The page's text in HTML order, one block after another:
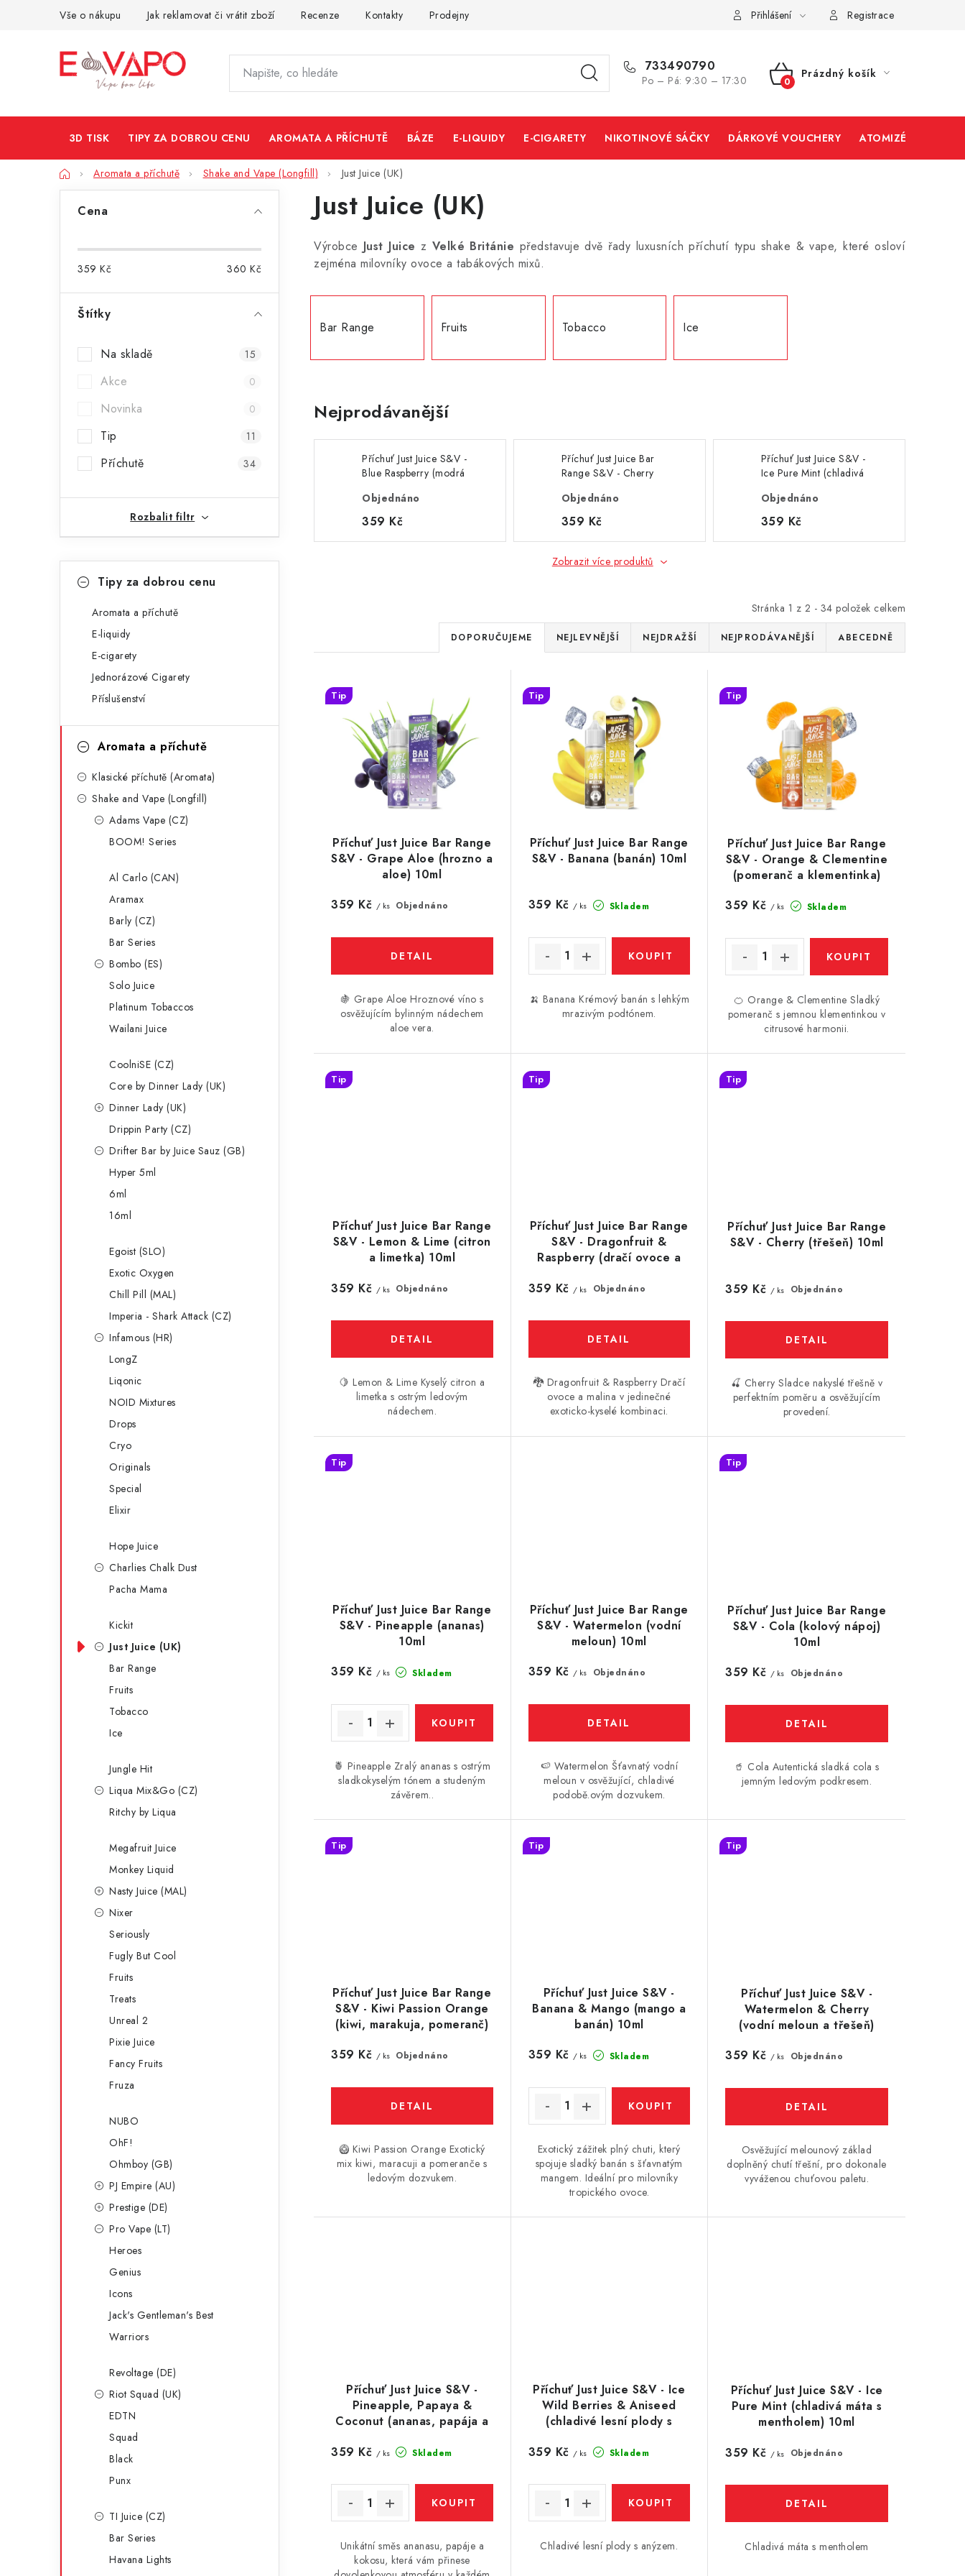
Vše o nákupu Jak reklamovat či vrátit zboží Recenze Kontakty Prodejny Přihlášení Registrace
733490790
Po – Pá: 9:30 – 17:30
NÁKUPNÍ
Prázdný košík
3D TISK TIPY ZA DOBROU CENU AROMATA A PŘÍCHUTĚ BÁZE E-LIQUIDY E-CIGARETY NIKOTINOVÉ SÁČKY DÁRKOVÉ VOUCHERY ATOMIZÉRY A
DomůAromata a příchutě Shake and Vape (Longfill) Just Juice (UK)
t
n
e
l
Cena
359 Kč 360 Kč
Štítky
Na skladě 15
Akce 0
Novinka 0
Tip 11
Příchutě 34
Rozbalit filtr
kategorieTipy za dobrou cenu
Aromata a příchutě
E-liquidy
E-cigarety
Jednorázové Cigarety
Příslušenství
Aromata a příchutě
Klasické příchutě (Aromata)
Shake and Vape (Longfill)
Adams Vape (CZ)
BOOM! Series
Al Carlo (CAN)
Aramax
Barly (CZ)
Bar Series
Bombo (ES)
Solo Juice
Platinum Tobaccos
Wailani Juice
CoolniSE (CZ)
Core by Dinner Lady (UK)
Dinner Lady (UK)
Drippin Party (CZ)
Drifter Bar by Juice Sauz (GB)
Hyper 5ml
6ml
16ml
Egoist (SLO)
Exotic Oxygen
Chill Pill (MAL)
Imperia - Shark Attack (CZ)
Infamous (HR)
LongZ
Liqonic
NOID Mixtures
Drops
Cryo
Originals
Special
Elixir
Hope Juice
Charlies Chalk Dust
Pacha Mama
Kickit
Just Juice (UK)
Bar Range
Fruits
Tobacco
Ice
Jungle Hit
Liqua Mix&Go (CZ)
Ritchy by Liqua
Megafruit Juice
Monkey Liquid
Nasty Juice (MAL)
Nixer
Seriously
Fugly But Cool
Fruits
Treats
Unreal 2
Pixie Juice
Fancy Fruits
Fruza
NUBO
OhF!
Ohmboy (GB)
PJ Empire (AU)
Prestige (DE)
Pro Vape (LT)
Heroes
Genius
Icons
Jack's Gentleman's Best
Warriors
Revoltage (DE)
Riot Squad (UK)
EDTN
Squad
Black
Punx
TI Juice (CZ)
Bar Series
Havana Lights
Just Juice (UK)
Výrobce Just Juice z Velké Británie představuje dvě řady luxusních příchutí typu shake & vape, které osloví
zejména milovníky ovoce a tabákových mixů.
Bar Range Fruits Tobacco Ice
Nejprodávanější
Příchuť Just Juice S&V -
Blue Raspberry (modrá
Objednáno
359 Kč
Příchuť Just Juice Bar
Range S&V - Cherry
Objednáno
359 Kč
Příchuť Just Juice S&V -
Ice Pure Mint (chladivá
Objednáno
359 Kč
Zobrazit více produktů
Stránka 1 z 2 - 34 položek celkem
Ř
a
e
n
í
p
o
d
u
k
ů
DOPORUČUJEME NEJLEVNĚJŠÍ NEJDRAŽŠÍ NEJPRODÁVANĚJŠÍ ABECEDNĚ
V
Příchuť Just Juice Bar Range
S&V - Grape Aloe (hrozno a
aloe) 10ml
Tip
Objednáno
359 Kč / ks
🍇 Grape Aloe Hroznové víno s
osvěžujícím bylinným nádechem
aloe vera.
Příchuť Just Juice Bar Range
S&V - Banana (banán) 10ml
Tip
Skladem
359 Kč / ks
🍌 Banana Krémový banán s lehkým
mrazivým podtónem.
Příchuť Just Juice Bar Range
S&V - Orange & Clementine
(pomeranč a klementinka)
Tip
Skladem
359 Kč / ks
🍊 Orange & Clementine Sladký
pomeranč s jemnou klementinkou v
citrusové harmonii.
Příchuť Just Juice Bar Range
S&V - Lemon & Lime (citron
a limetka) 10ml
Tip
Objednáno
359 Kč / ks
🍋 Lemon & Lime Kyselý citron a
limetka s ostrým ledovým
nádechem.
Příchuť Just Juice Bar Range
S&V - Dragonfruit &
Raspberry (dračí ovoce a
Tip
Objednáno
359 Kč / ks
🐉 Dragonfruit & Raspberry Dračí
ovoce a malina v jedinečné
exoticko-kyselé kombinaci.
Příchuť Just Juice Bar Range
S&V - Cherry (třešeň) 10ml
Tip
Objednáno
359 Kč / ks
🍒 Cherry Sladce nakyslé třešně v
perfektním poměru a osvěžujícím
provedení.
Příchuť Just Juice Bar Range
S&V - Pineapple (ananas)
10ml
Tip
Skladem
359 Kč / ks
🍍 Pineapple Zralý ananas s ostrým
sladkokyselým tónem a studeným
závěrem..
Příchuť Just Juice Bar Range
S&V - Watermelon (vodní
meloun) 10ml
Objednáno
359 Kč / ks
🍉 Watermelon Šťavnatý vodní
meloun v osvěžující, chladivé
podobě.ovým dozvukem.
Příchuť Just Juice Bar Range
S&V - Cola (kolový nápoj)
10ml
Tip
Objednáno
359 Kč / ks
🥤 Cola Autentická sladká cola s
jemným ledovým podkresem.
Příchuť Just Juice Bar Range
S&V - Kiwi Passion Orange
(kiwi, marakuja, pomeranč)
Tip
Objednáno
359 Kč / ks
🥝 Kiwi Passion Orange Exotický
mix kiwi, maracuji a pomeranče s
ledovým dozvukem.
Příchuť Just Juice S&V -
Banana & Mango (mango a
banán) 10ml
Tip
Skladem
359 Kč / ks
Exotický zážitek plný chuti, který
spojuje sladký banán s šťavnatým
mangem. Ideální pro milovníky
tropického ovoce.
Příchuť Just Juice S&V -
Watermelon & Cherry
(vodní meloun a třešeň)
Tip
Objednáno
359 Kč / ks
Osvěžující melounový základ
doplněný chutí třešní, pro dokonale
vyváženou chuťovou paletu.
Příchuť Just Juice S&V -
Pineapple, Papaya &
Coconut (ananas, papája a
Skladem
359 Kč / ks
Unikátní směs ananasu, papáje a
kokosu, která vám přinese
Příchuť Just Juice S&V - Ice
Wild Berries & Aniseed
(chladivé lesní plody s
Skladem
359 Kč / ks
Chladivé lesní plody s anýzem.
Příchuť Just Juice S&V - Ice
Pure Mint (chladivá máta s
mentholem) 10ml
Objednáno
359 Kč / ks
Chladivá máta s mentholem